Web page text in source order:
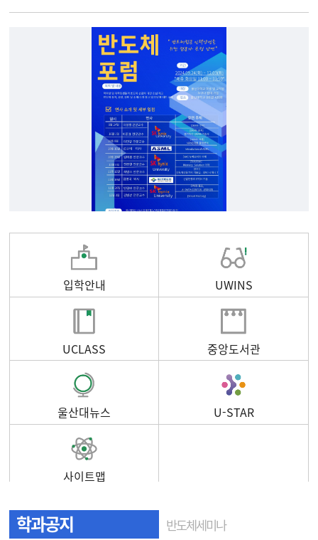
입학안내 UWINS
UCLASS 중앙도서관
울산대뉴스 U-STAR
사이트맵
학과공지 반도체세미나